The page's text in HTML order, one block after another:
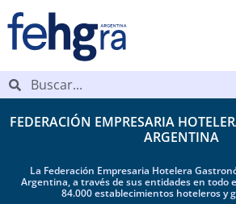
FEDERACIÓN EMPRESARIA
ARGENTINA
La Federación Empresaria Hotelera
Argentina, a través de sus entidades en todo
84.000 establecimientos hoteleros y